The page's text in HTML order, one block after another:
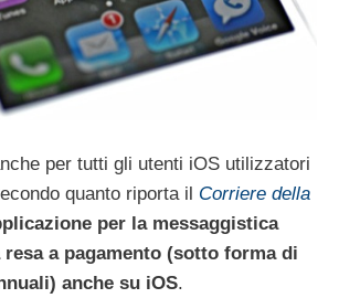
per tutti gli utenti iOS utilizzatori
quanto riporta il Corriere della
per la messaggistica
resa a pagamento (sotto forma di
anche su iOS.